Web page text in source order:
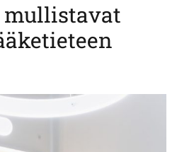
mullistavat